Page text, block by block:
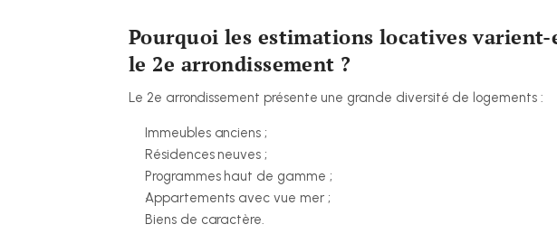
Pourquoi les estimations locatives
le 2e arrondissement ?
Le 2e arrondissement présente une grande diversité de logements :
Immeubles anciens ;
Résidences neuves ;
Programmes haut de gamme ;
Appartements avec vue mer ;
Biens de caractère.